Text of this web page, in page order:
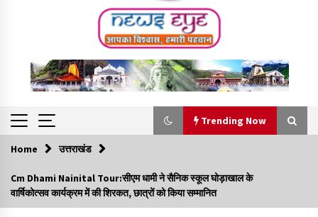
Trending Now
Trending Now
Minorities Rights Day : विश्व अल्पसंख्यक अधिकार दिवस
कार्यक्रम में शामिल हुए सीएम,आधुनिक मदरसों का नाम अब्दुल कलाम के नाम
Home उत्तराखंड
Cm Dhami Nainital Tour:सीएम धामी ने सैनिक स्कूल घोड़ाखाल के
वार्षिकोत्सव कार्यक्रम में की शिरकत, छात्रों को किया सम्मानित